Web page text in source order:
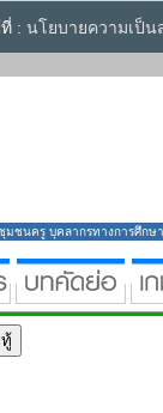
: นโยบายความเป็น
มชนครู บุคลากรทางการศึกษ